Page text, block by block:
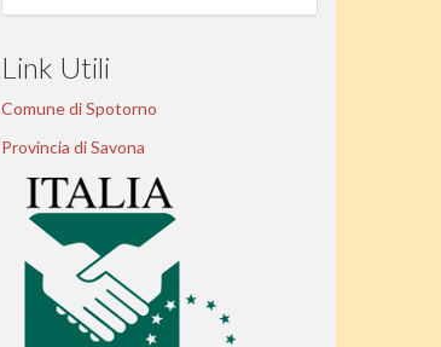
Link Utili
Comune di Spotorno
Provincia di Savona